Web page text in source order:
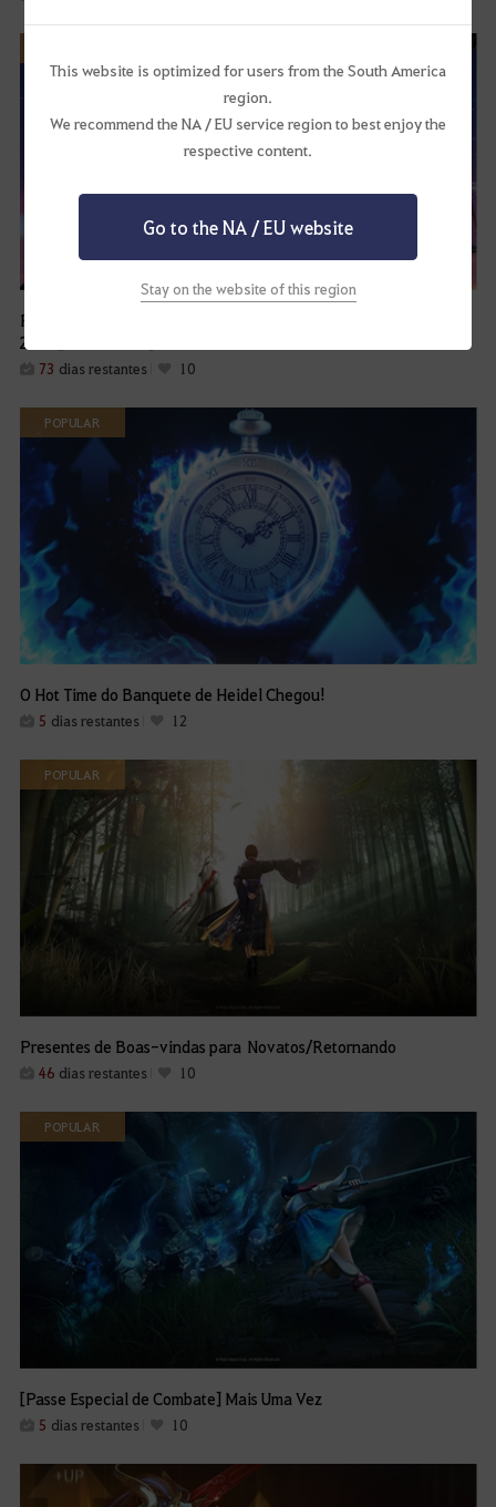
This website is optimized for users from the South America
region.
We recommend the NA / EU service region to best enjoy the
respective content.
Go to the NA / EU website
Stay on the website of this region
Recompensas Especiais de Login do Banquete de Heidel
2026 [PARTE 1 e 2]
73 dias restantes 10
POPULAR
O Hot Time do Banquete de Heidel Chegou!
5 dias restantes 12
POPULAR
Presentes de Boas-vindas para Novatos/Retornando
46 dias restantes 10
POPULAR
[Passe Especial de Combate] Mais Uma Vez
5 dias restantes 10